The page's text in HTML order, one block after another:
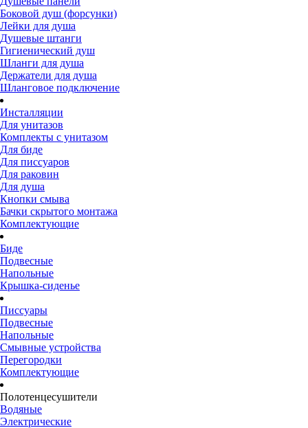
Боковой душ (форсунки)
Лейки для душа
Душевые штанги
Гигиенический душ
Шланги для душа
Держатели для душа
Шланговое подключение
Инсталляции
Для унитазов
Комплекты с унитазом
Для биде
Для писсуаров
Для раковин
Для душа
Кнопки смыва
Бачки скрытого монтажа
Комплектующие
Биде
Подвесные
Напольные
Крышка-сиденье
Писсуары
Подвесные
Напольные
Смывные устройства
Перегородки
Комплектующие
Полотенцесушители
Водяные
Электрические